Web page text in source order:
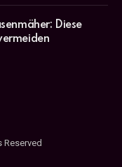
Diese
Reserved